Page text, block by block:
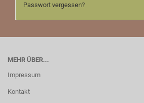
Passwort vergessen?
MEHR ÜBER...
Impressum
Kontakt